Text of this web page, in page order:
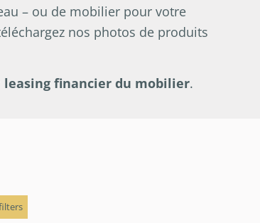
– ou de mobilier pour votre
nos photos de produits
leasing financier du mobilier.